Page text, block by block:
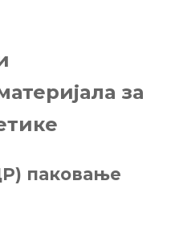
за
паковање